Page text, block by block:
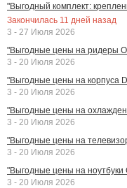
"Выгодный комплект:
Закончилась 11 дней назад
3 - 27 Июля 2026
"Выгодные цены на ридеры
3 - 20 Июля 2026
"Выгодные цены на корпуса
3 - 20 Июля 2026
"Выгодные цены на
3 - 20 Июля 2026
"Выгодные цены на
3 - 20 Июля 2026
"Выгодные цены на ноутбуки
3 - 20 Июля 2026